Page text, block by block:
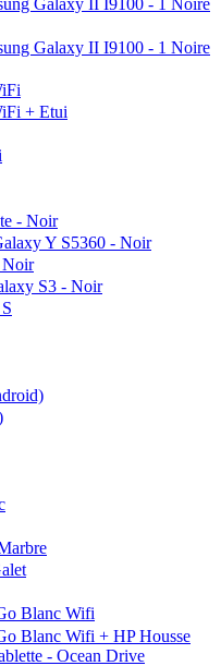
Galaxy II I9100 - 1 Noire
Galaxy II I9100 - 1 Noire
+ Etui
- Noir
Y S5360 - Noir
Noir
S3 - Noir
Blanc Wifi
Blanc Wifi + HP Housse
- Ocean Drive